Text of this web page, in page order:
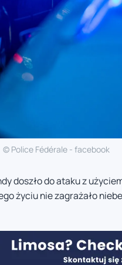
© Police Fédérale - facebook
doszło do ataku z
życiu nie zagrażało